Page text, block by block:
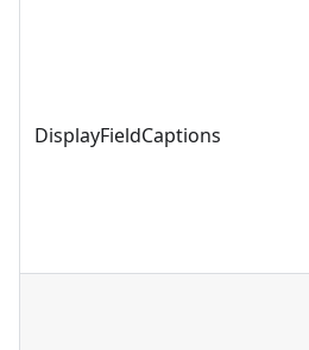
DisplayFieldCaptions